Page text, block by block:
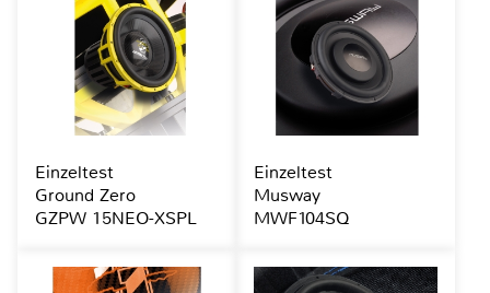
Einzeltest
Ground Zero
GZPW 15NEO-XSPL
Einzeltest
Musway
MWF104SQ